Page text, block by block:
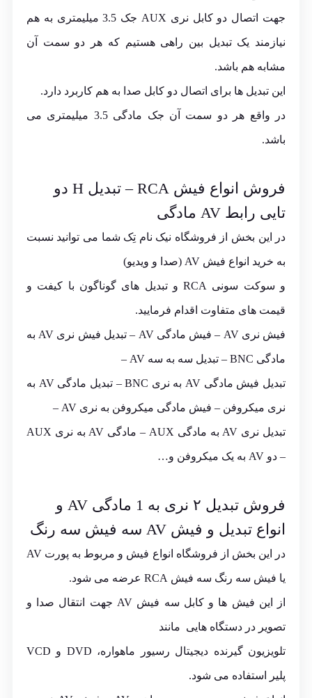
جهت اتصال دو کابل نری AUX جک 3.5 میلیمتری به هم
نیازمند یک تبدیل بین راهی هستیم که هر دو سمت آن
مشابه هم باشد.
این تبدیل ها برای اتصال دو کابل صدا به هم کاربرد دارد.
در واقع هر دو سمت آن جک مادگی 3.5 میلیمتری می
باشد.
فروش انواع فیش RCA – تبدیل H دو
تایی رابط AV مادگی
در این بخش از فروشگاه نیک نام تِک شما می توانید نسبت
به خرید انواع فیش AV (صدا و ویدیو)
و سوکت سونی RCA و تبدیل های گوناگون با کیفت و
قیمت های متفاوت اقدام فرمایید.
فیش نری AV – فیش مادگی AV – تبدیل فیش نری AV به
مادگی BNC – تبدیل سه به سه AV –
تبدیل فیش مادگی AV به نری BNC – تبدیل مادگی AV به
نری میکروفن – فیش مادگی میکروفن به نری AV –
تبدیل نری AV به مادگی AUX – مادگی AV به نری AUX
– دو AV به یک میکروفن و…
فروش تبدیل ۲ نری به 1 مادگی AV و
انواع تبدیل و فیش AV سه فیش سه رنگ
در این بخش از فروشگاه انواع فیش و مربوط به پورت AV
یا فیش سه رنگ سه فیش RCA عرضه می شود.
از این فیش ها و کابل سه فیش AV جهت انتقال صدا و
تصویر در دستگاه هایی مانند
تلویزیون گیرنده دیجیتال رسیور ماهواره، DVD و VCD
پلیر استفاده می شود.